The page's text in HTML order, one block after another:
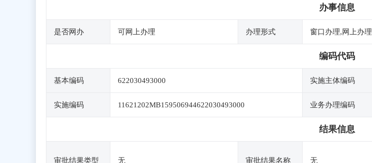
办事信息
是否网办 可网上办理 办理形式 窗口办理,网上办理
编码代码
基本编码 622030493000 实施主体编码
实施编码 11621202MB159506944622030493000 业务办理编码
结果信息
审批结果类型 无 审批结果名称 无